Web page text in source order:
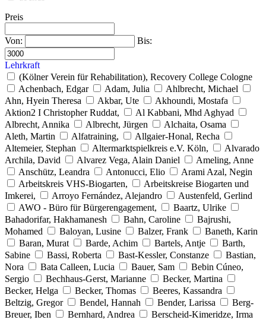
Preis
Von: Bis:
Lehrkraft
(Kölner Verein für Rehabilitation), Recovery College Cologne
Achenbach, Edgar
Adam, Julia
Ahlbrecht, Michael
Ahn, Hyein Theresa
Akbar, Ute
Akhoundi, Mostafa
Aktion2 I Christopher Ruddat,
Al Kabbani, Mhd Aghyad
Albrecht, Annika
Albrecht, Jürgen
Alchaita, Osama
Aleth, Martin
Alfatraining,
Allgaier-Honal, Recha
Altemeier, Stephan
Altermarktspielkreis e.V. Köln,
Alvarado
Archila, David
Alvarez Vega, Alain Daniel
Ameling, Anne
Anschütz, Leandra
Antonucci, Elio
Arami Azal, Negin
Arbeitskreis VHS-Biogarten,
Arbeitskreise Biogarten und
Imkerei,
Arroyo Fernández, Alejandro
Austenfeld, Gerlind
AWO - Büro für Bürgerengagement,
Baartz, Ulrike
Bahadorifar, Hakhamanesh
Bahn, Caroline
Bajrushi,
Mohamed
Baloyan, Lusine Balzer, Frank
Baneth, Karin
Baran, Murat
Barde, Achim Bartels, Antje
Barth,
Sabine
Bassi, Roberta Bast-Kessler, Constanze
Bastian,
Nora
Bata Calleen, Lucia Bauer, Sam
Bebin Cúneo,
Sergio
Bechhaus-Gerst, Marianne
Becker, Martina
Becker, Helga
Becker, Thomas
Beeres, Kassandra
Beltzig, Gregor
Bendel, Hannah Bender, Larissa
Berg-
Breuer, Iben
Bernhard, Andrea
Berscheid-Kimeridze, Irma